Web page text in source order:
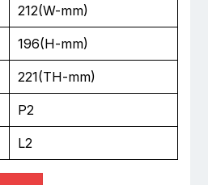
212(W-mm)
196(H-mm)
221(TH-mm)
P2
L2